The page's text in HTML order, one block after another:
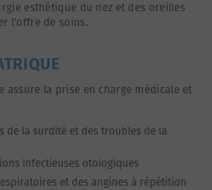
esthétique du nez et des oreilles
l’offre de soins.
assure la prise en charge médicale et
de la surdité et des troubles de la
infectieuses otologiques
et des angines à répétition